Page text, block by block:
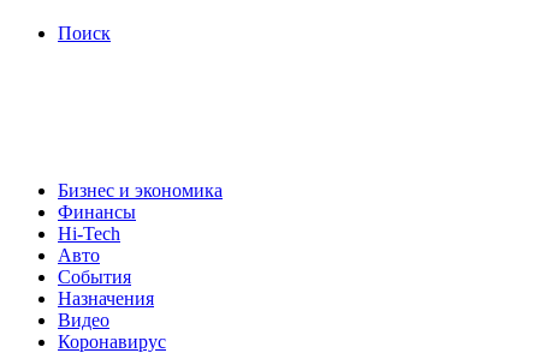
Поиск
Бизнес и экономика
Финансы
Hi-Tech
Авто
События
Назначения
Видео
Коронавирус